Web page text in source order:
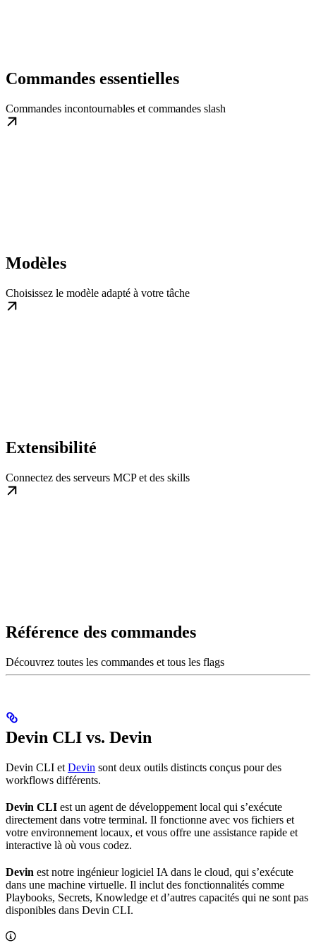
Commandes essentielles
Commandes incontournables et commandes slash
Modèles
Choisissez le modèle adapté à votre tâche
Extensibilité
Connectez des serveurs MCP et des skills
Référence des commandes
Découvrez toutes les commandes et tous les flags
Devin CLI vs. Devin
Devin CLI et Devin sont deux outils distincts conçus pour des
workflows différents.
Devin CLI est un agent de développement local qui s’exécute
directement dans votre terminal. Il fonctionne avec vos fichiers et
votre environnement locaux, et vous offre une assistance rapide et
interactive là où vous codez.
Devin est notre ingénieur logiciel IA dans le cloud, qui s’exécute
dans une machine virtuelle. Il inclut des fonctionnalités comme
Playbooks, Secrets, Knowledge et d’autres capacités qui ne sont pas
disponibles dans Devin CLI.